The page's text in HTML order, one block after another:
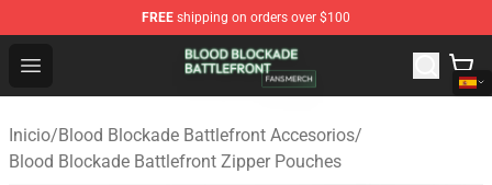
FREE shipping on orders over $100
Open menu
Blood Blockade Battlefront Shop - Official Blood
Inicio/Blood Blockade Battlefront Accesorios/
Blood Blockade Battlefront Zipper Pouches